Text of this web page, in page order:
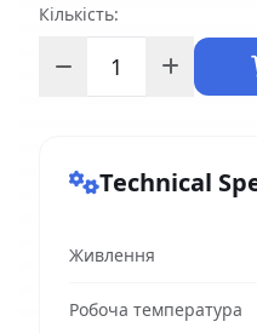
Кількість:
Technical
Живлення
Робоча температура